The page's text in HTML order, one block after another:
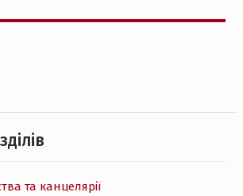
та канцелярії